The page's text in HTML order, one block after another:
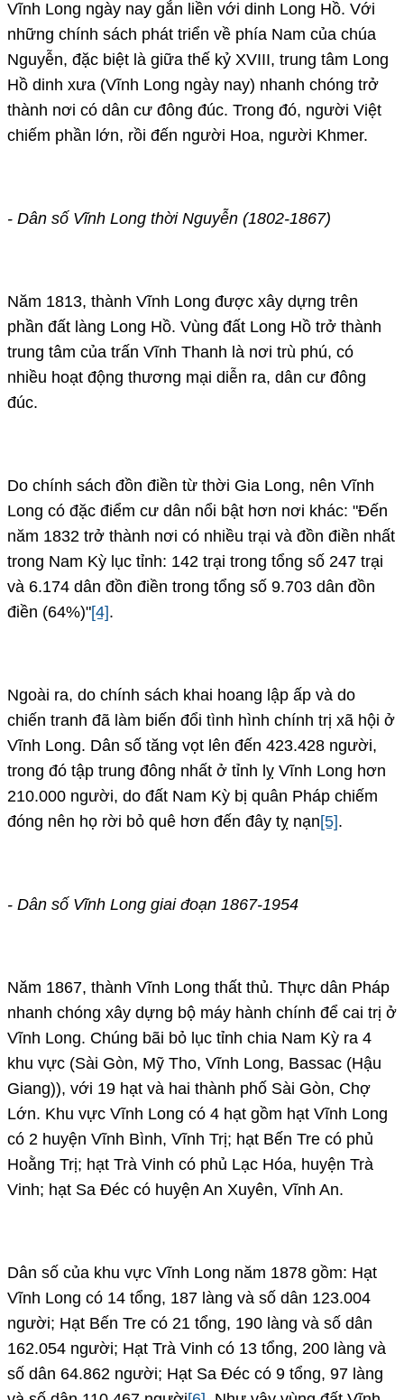
Vĩnh Long ngày nay gắn liền với dinh Long Hồ. Với
những chính sách phát triển về phía Nam của chúa
Nguyễn, đặc biệt là giữa thế kỷ XVIII, trung tâm Long
Hồ dinh xưa (Vĩnh Long ngày nay) nhanh chóng trở
thành nơi có dân cư đông đúc. Trong đó, người Việt
chiếm phần lớn, rồi đến người Hoa, người Khmer.
- Dân số Vĩnh Long thời Nguyễn (1802-1867)
Năm 1813, thành Vĩnh Long được xây dựng trên
phần đất làng Long Hồ. Vùng đất Long Hồ trở thành
trung tâm của trấn Vĩnh Thanh là nơi trù phú, có
nhiều hoạt động thương mại diễn ra, dân cư đông
đúc.
Do chính sách đồn điền từ thời Gia Long, nên Vĩnh
Long có đặc điểm cư dân nổi bật hơn nơi khác: "Đến
năm 1832 trở thành nơi có nhiều trại và đồn điền nhất
trong Nam Kỳ lục tỉnh: 142 trại trong tổng số 247 trại
và 6.174 dân đồn điền trong tổng số 9.703 dân đồn
điền (64%)"[4].
Ngoài ra, do chính sách khai hoang lập ấp và do
chiến tranh đã làm biến đổi tình hình chính trị xã hội ở
Vĩnh Long. Dân số tăng vọt lên đến 423.428 người,
trong đó tập trung đông nhất ở tỉnh lỵ Vĩnh Long hơn
210.000 người, do đất Nam Kỳ bị quân Pháp chiếm
đóng nên họ rời bỏ quê hơn đến đây tỵ nạn[5].
- Dân số Vĩnh Long giai đoạn 1867-1954
Năm 1867, thành Vĩnh Long thất thủ. Thực dân Pháp
nhanh chóng xây dựng bộ máy hành chính để cai trị ở
Vĩnh Long. Chúng bãi bỏ lục tỉnh chia Nam Kỳ ra 4
khu vực (Sài Gòn, Mỹ Tho, Vĩnh Long, Bassac (Hậu
Giang)), với 19 hạt và hai thành phố Sài Gòn, Chợ
Lớn. Khu vực Vĩnh Long có 4 hạt gồm hạt Vĩnh Long
có 2 huyện Vĩnh Bình, Vĩnh Trị; hạt Bến Tre có phủ
Hoằng Trị; hạt Trà Vinh có phủ Lạc Hóa, huyện Trà
Vinh; hạt Sa Đéc có huyện An Xuyên, Vĩnh An.
Dân số của khu vực Vĩnh Long năm 1878 gồm: Hạt
Vĩnh Long có 14 tổng, 187 làng và số dân 123.004
người; Hạt Bến Tre có 21 tổng, 190 làng và số dân
162.054 người; Hạt Trà Vinh có 13 tổng, 200 làng và
số dân 64.862 người; Hạt Sa Đéc có 9 tổng, 97 làng